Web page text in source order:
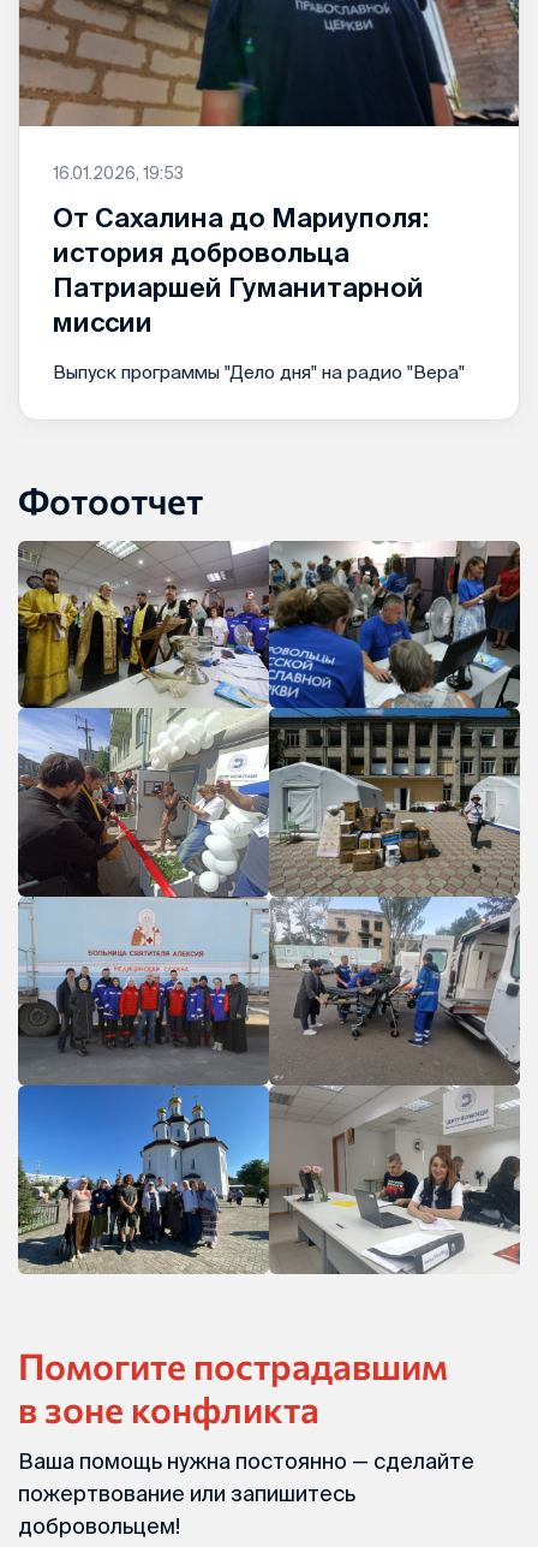
16.01.2026, 19:53
От Сахалина до Мариуполя:
история добровольца
Патриаршей Гуманитарной
миссии
Выпуск программы "Дело дня" на радио "Вера"
Фотоотчет
Помогите пострадавшим
в зоне конфликта
Ваша помощь нужна постоянно — сделайте
пожертвование или запишитесь
добровольцем!